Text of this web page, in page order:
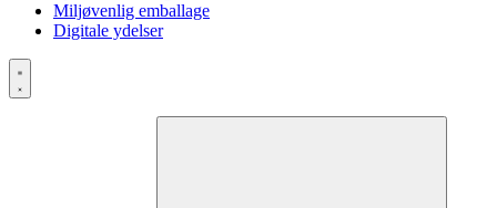
Miljøvenlig emballage
Digitale ydelser